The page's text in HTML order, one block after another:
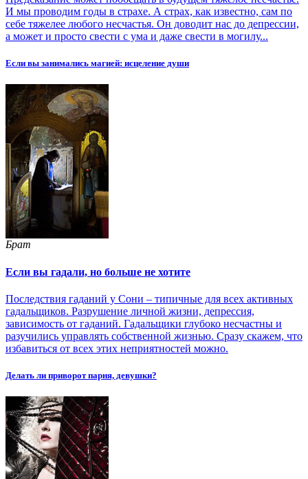
И мы проводим годы в страхе. А страх, как известно, сам по
себе тяжелее любого несчастья. Он доводит нас до депрессии,
а может и просто свести с ума и даже свести в могилу...
Если вы занимались магией: исцеление души
Брат
Если вы гадали, но больше не хотите
Последствия гаданий у Сони – типичные для всех активных
гадальщиков. Разрушение личной жизни, депрессия,
зависимость от гаданий. Гадальщики глубоко несчастны и
разучились управлять собственной жизнью. Сразу скажем, что
избавиться от всех этих неприятностей можно.
Делать ли приворот парня, девушки?